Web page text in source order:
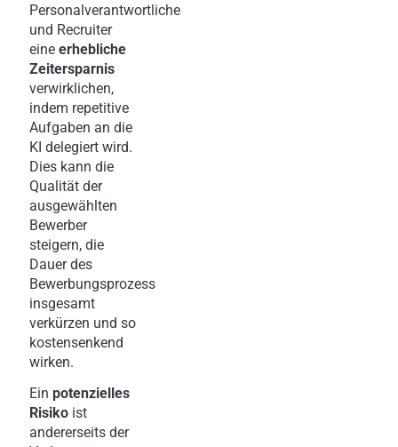
Personalverantwortliche
und Recruiter
eine erhebliche
Zeitersparnis
verwirklichen,
indem repetitive
Aufgaben an die
KI delegiert wird.
Dies kann die
Qualität der
ausgewählten
Bewerber
steigern, die
Dauer des
Bewerbungsprozess
insgesamt
verkürzen und so
kostensenkend
wirken.
Ein potenzielles
Risiko ist
andererseits der